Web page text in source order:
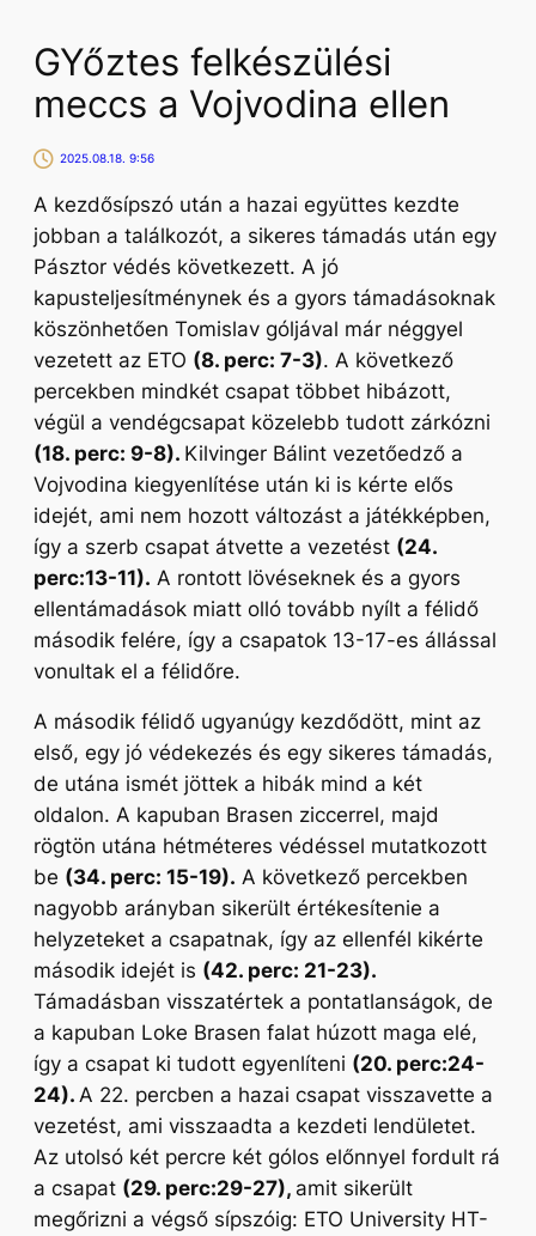
GYőztes felkészülési
meccs a Vojvodina ellen
2025.08.18. 9:56
A kezdősípszó után a hazai együttes kezdte
jobban a találkozót, a sikeres támadás után egy
Pásztor védés következett. A jó
kapusteljesítménynek és a gyors támadásoknak
köszönhetően Tomislav góljával már néggyel
vezetett az ETO (8. perc: 7-3). A következő
percekben mindkét csapat többet hibázott,
végül a vendégcsapat közelebb tudott zárkózni
(18. perc: 9-8). Kilvinger Bálint vezetőedző a
Vojvodina kiegyenlítése után ki is kérte elős
idejét, ami nem hozott változást a játékképben,
így a szerb csapat átvette a vezetést (24.
perc:13-11). A rontott lövéseknek és a gyors
ellentámadások miatt olló tovább nyílt a félidő
második felére, így a csapatok 13-17-es állással
vonultak el a félidőre.
A második félidő ugyanúgy kezdődött, mint az
első, egy jó védekezés és egy sikeres támadás,
de utána ismét jöttek a hibák mind a két
oldalon. A kapuban Brasen ziccerrel, majd
rögtön utána hétméteres védéssel mutatkozott
be (34. perc: 15-19). A következő percekben
nagyobb arányban sikerült értékesítenie a
helyzeteket a csapatnak, így az ellenfél kikérte
második idejét is (42. perc: 21-23).
Támadásban visszatértek a pontatlanságok, de
a kapuban Loke Brasen falat húzott maga elé,
így a csapat ki tudott egyenlíteni (20. perc:24-
24). A 22. percben a hazai csapat visszavette a
vezetést, ami visszaadta a kezdeti lendületet.
Az utolsó két percre két gólos előnnyel fordult rá
a csapat (29. perc:29-27), amit sikerült
megőrizni a végső sípszóig: ETO University HT-